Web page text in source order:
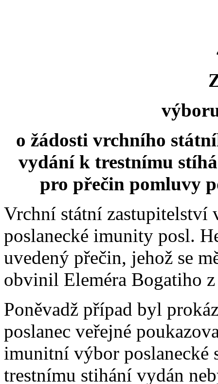
o žádosti vrchního
vydání k trestnímu
pro přečin pomluvy
Vrchní státní zastupitelství
poslanecké imunity posl.
uvedený přečin, jehož se
obvinil Eleméra Bogatiho
Poněvadž případ byl
poslanec veřejné
imunitní výbor poslanecké
trestnímu stihání vydán